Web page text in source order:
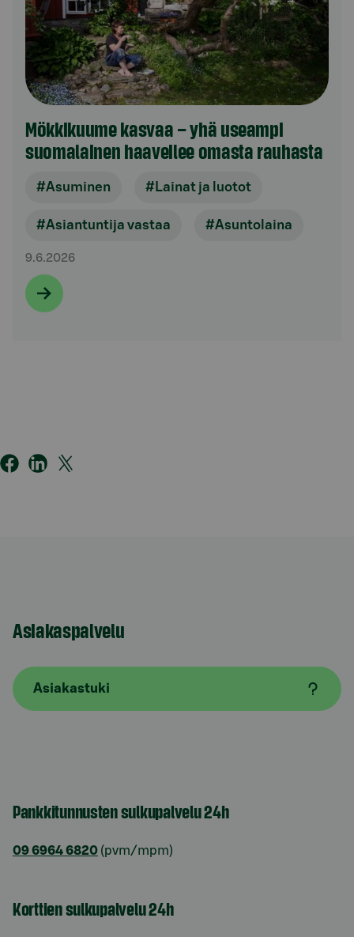
Mökkikuume kasvaa – yhä useampi
suomalainen haaveilee omasta rauhasta
#Asuminen #Lainat ja luotot
#Asiantuntija vastaa #Asuntolaina
9.6.2026
Asiakaspalvelu
Asiakastuki
Pankkitunnusten sulkupalvelu 24h
09 6964 6820 (pvm/mpm)
Korttien sulkupalvelu 24h